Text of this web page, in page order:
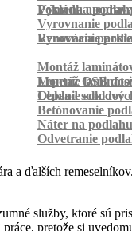
Pokládka
Výmena a
Vyrovnanie
Vyrovnanie
Renovácia
Montáž
Montáž OSB
Lepenie
Lepenie
Obklad schodov
Betónovanie
Náter na podlahu
Odvetranie
a ďalších remeselníkov.
služby, ktoré sú
pretože si